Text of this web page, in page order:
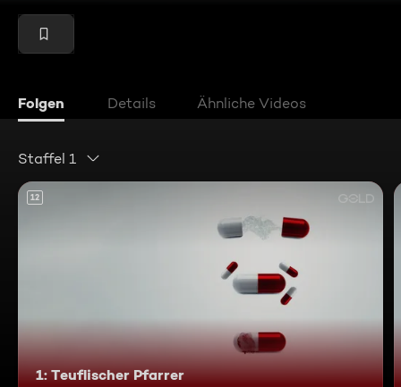
Folgen Details Ähnliche Videos
Staffel 1
12
1: Teuflischer Pfarrer